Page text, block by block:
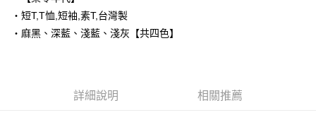
Google Pay
AFTEE先享後付是「在收到商品之後才付款」的支付方式。 讓您購物簡單
‧短T,T恤,短袖,素T,台灣製
‧麻黑、深藍、淺藍、淺灰【共四色】
詳細說明 相關推薦